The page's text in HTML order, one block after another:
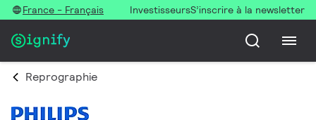
France - Français InvestisseursS’inscrire à la newsletter
Reprographie